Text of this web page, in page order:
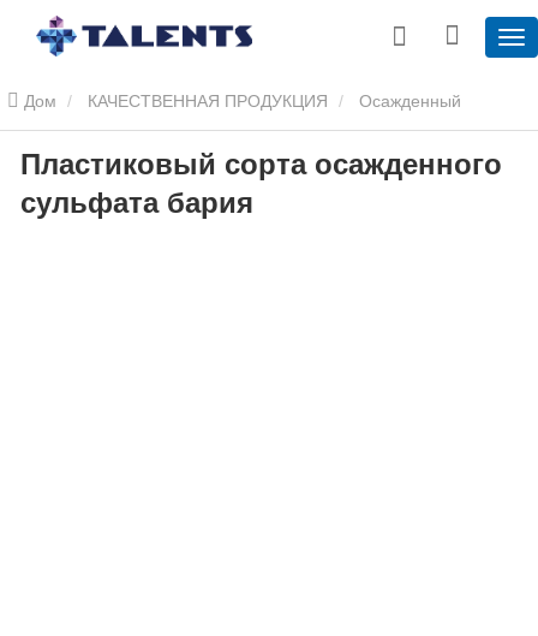
Дом КАЧЕСТВЕННАЯ ПРОДУКЦИЯ Осажденный
сульфат бария Пластиковый сорта осажденного сульфата
бария
Пластиковый сорта осажденного
сульфата бария